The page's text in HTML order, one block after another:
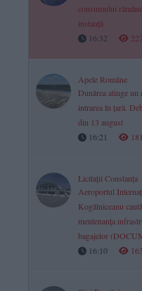
consumului
instanță
16:32
227
Apele Române
Dunărea atinge
intrarea în țară.
din 13 august
16:21
181
Licitații Constanța
Aeroportul
Kogălniceanu
mentenanța
bagajelor
16:10
163